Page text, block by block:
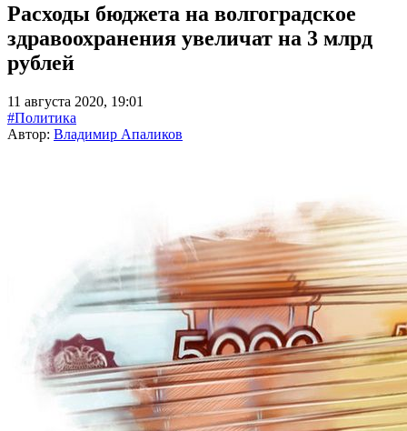
Расходы бюджета на волгоградское
здравоохранения увеличат на 3 млрд
рублей
11 августа 2020, 19:01
#Политика
Автор: Владимир Апаликов